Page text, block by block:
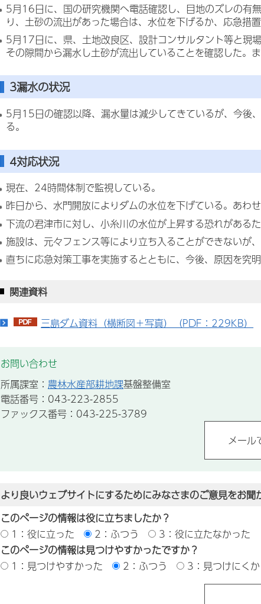
5月16日に、国の研究機関へ電話確認し、目地のズレの有
り、土砂の流出があった場合は、水位を下げるか、応急措
5月17日に、県、土地改良区、設計コンサルタント等と現
その隙間から漏水し土砂が流出していることを確認した。
3漏水の状況
5月15日の確認以降、漏水量は減少してきているが、今後
る。
4対応状況
現在、24時間体制で監視している。
昨日から、水門開放によりダムの水位を下げている。あわ
下流の君津市に対し、小糸川の水位が上昇する恐れがある
施設は、元々フェンス等により立ち入ることができないが
直ちに応急対策工事を実施するとともに、今後、原因を究
関連資料
三島ダム資料（横断図＋写真）（PDF：229KB）
お問い合わせ
所属課室： 農林水産部耕地課基盤整備室
電話番号：043-223-2855
ファックス番号：043-225-3789
より良いウェブサイトにするためにみなさまのご意見をお聞
このページの情報は役に立ちましたか？
1：役に立った
2：ふつう
3：役に立たなかった
このページの情報は見つけやすかったですか？
1：見つけやすかった
2：ふつう 3：見つけにく